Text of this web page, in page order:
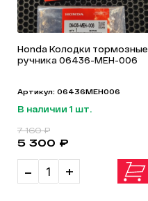
Honda Колодки тормозные
ручника 06436-MEH-006
Артикул: 06436MEH006
В наличии 1 шт.
- +
5 300 ₽
7 160 ₽